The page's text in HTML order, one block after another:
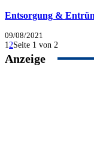
Entsorgung &
09/08/2021
1 2Seite 1 von 2
Anzeige